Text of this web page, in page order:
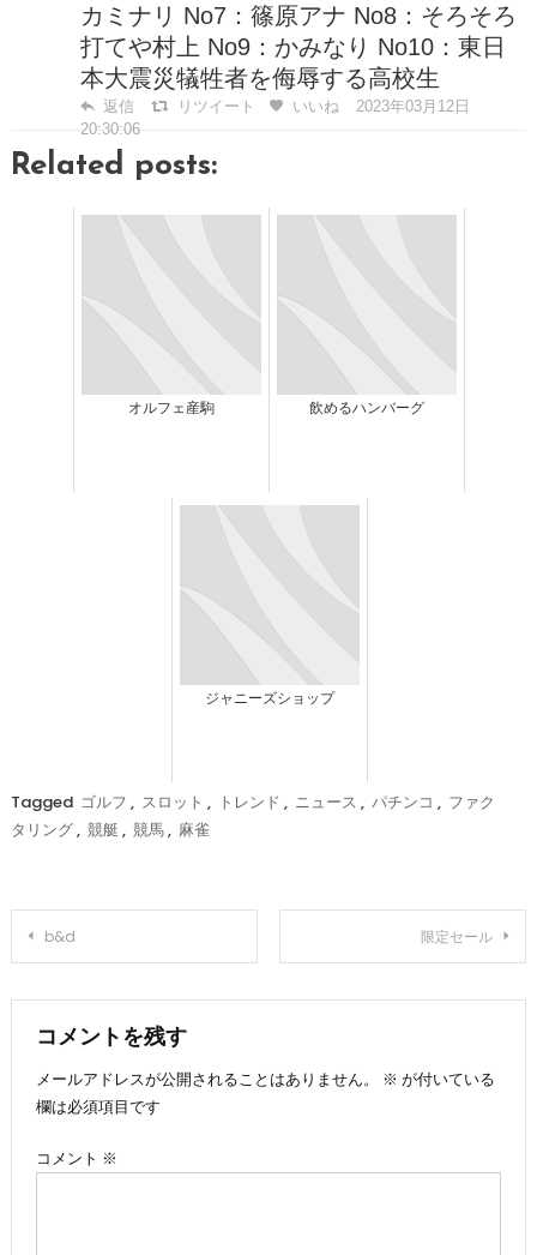
カミナリ No7：篠原アナ No8：そろそろ
打てや村上 No9：かみなり No10：東日
本大震災犠牲者を侮辱する高校生
返信 リツイート いいね
2023年03月12日
20:30:06
Related posts:
オルフェ産駒 飲めるハンバーグ
ジャニーズショップ
Tagged ゴルフ , スロット , トレンド , ニュース , パチンコ , ファク
タリング, 競艇 , 競馬, 麻雀
投
稿
ナ
ビ
ゲ
b&d 限定セール
コメントを残す
メールアドレスが公開されることはありません。
※ が付いている
欄は必須項目です
コメント ※